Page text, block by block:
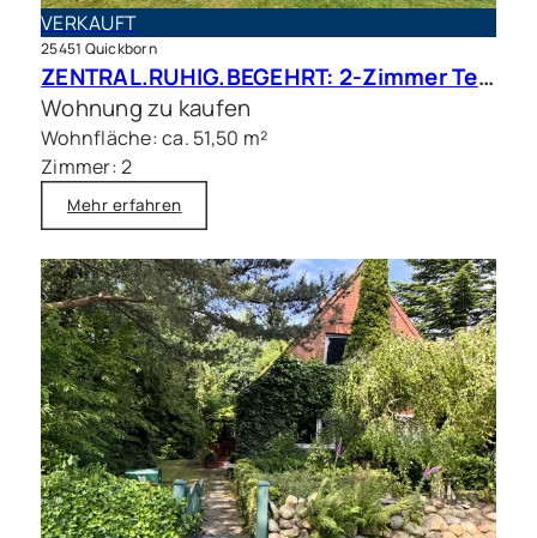
VERKAUFT
25451 Quickborn
ZENTRAL.RUHIG.BEGEHRT: 2-Zimmer Terrassenwohnung in beliebter Wohnlage
Wohnung zu kaufen
Wohnfläche: ca. 51,50 m²
Zimmer: 2
Mehr erfahren